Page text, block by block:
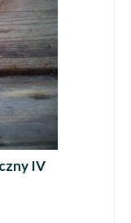
IV